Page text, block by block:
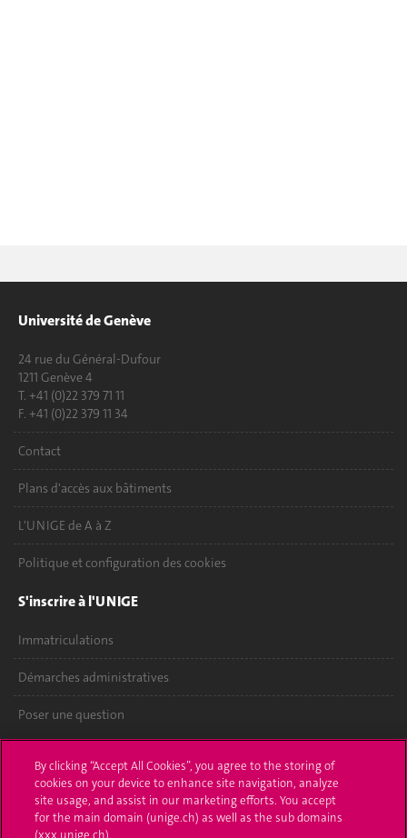
Université de Genève
24 rue du Général-Dufour
1211 Genève 4
T. +41 (0)22 379 71 11
F. +41 (0)22 379 11 34
Contact
Plans d'accès aux bâtiments
L'UNIGE de A à Z
Politique et configuration des cookies
S'inscrire à l'UNIGE
Immatriculations
Démarches administratives
Poser une question
UNIGE Mobile
Médias
By clicking “Accept All Cookies”, you agree to the storing of
cookies on your device to enhance site navigation, analyze
site usage, and assist in our marketing efforts. You accept
for the main domain (unige.ch) as well as the sub domains
(xxx.unige.ch).